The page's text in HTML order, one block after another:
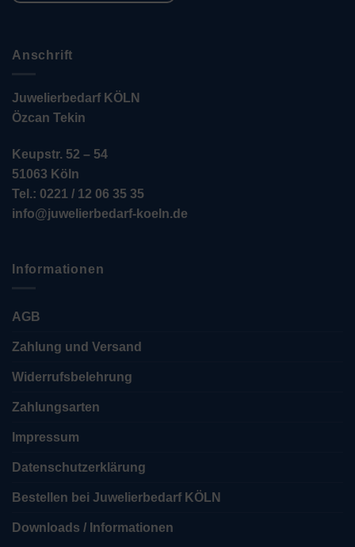
Anschrift
Juwelierbedarf KÖLN
Özcan Tekin
Keupstr. 52 – 54
51063 Köln
Tel.: 0221 / 12 06 35 35
info@juwelierbedarf-koeln.de
Informationen
AGB
Zahlung und Versand
Widerrufsbelehrung
Zahlungsarten
Impressum
Datenschutzerklärung
Bestellen bei Juwelierbedarf KÖLN
Downloads / Informationen